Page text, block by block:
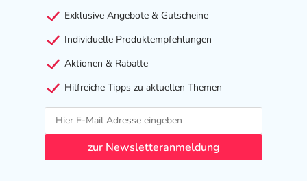
Exklusive Angebote & Gutscheine
Individuelle Produktempfehlungen
Aktionen & Rabatte
Hilfreiche Tipps zu aktuellen Themen
zur Newsletteranmeldung